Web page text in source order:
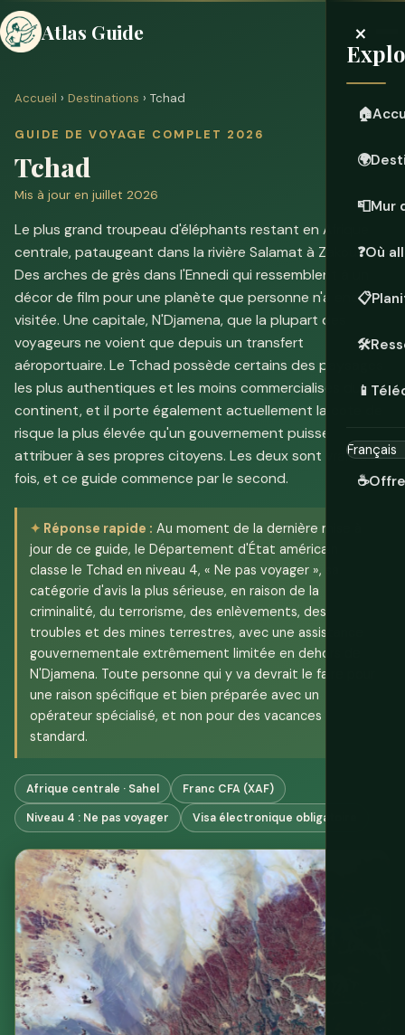
Atlas Guide ×
🏠
🌍
📮Mur
❓Où
📋
🛠️
📱
☕
Accueil › Destinations › Tchad
GUIDE DE VOYAGE COMPLET 2026
Tchad
Mis à jour en juillet 2026
Le plus grand troupeau d'éléphants restant en Afrique
centrale, pataugeant dans la rivière Salamat à Zakouma.
Des arches de grès dans l'Ennedi qui ressemblent à un
décor de film pour une planète que personne n'a encore
visitée. Une capitale, N'Djamena, que la plupart des
voyageurs ne voient que depuis un transfert
aéroportuaire. Le Tchad possède certains des paysages
les plus authentiques et les moins commercialisés du
continent, et il porte également actuellement la cote de
risque la plus élevée qu'un gouvernement puisse
attribuer à ses propres citoyens. Les deux sont vrais à la
fois, et ce guide commence par le second.
Réponse rapide : Au moment de la dernière mise à
jour de ce guide, le Département d'État américain
classe le Tchad en niveau 4, « Ne pas voyager », sa
catégorie d'avis la plus sérieuse, en raison de la
criminalité, du terrorisme, des enlèvements, des
troubles et des mines terrestres, avec une assistance
gouvernementale extrêmement limitée en dehors de
N'Djamena. Toute personne qui y va devrait le faire pour
une raison spécifique et bien préparée avec un
opérateur spécialisé, et non pour des vacances
standard.
Afrique centrale · Sahel
Franc CFA (XAF)
Niveau 4 : Ne pas voyager
Visa électronique obligatoire